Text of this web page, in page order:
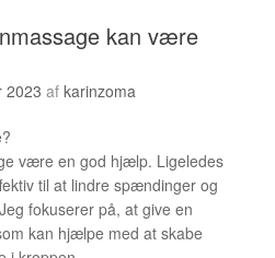
kan være
2023 af karinzoma
være en god hjælp. Ligeledes
til at lindre spændinger og
fokuserer på, at give en
kan hjælpe med at skabe